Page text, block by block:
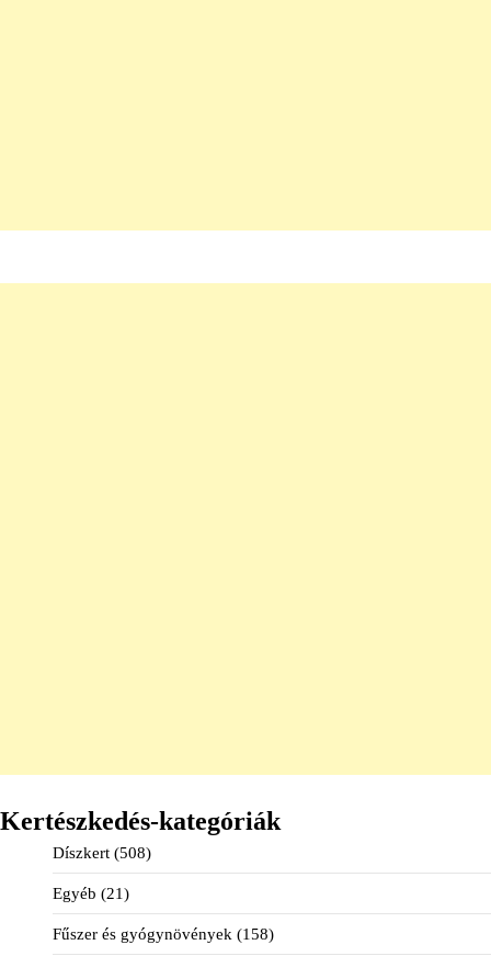
Kertészkedés-kategóriák
Díszkert (508)
Egyéb (21)
Fűszer és gyógynövények (158)